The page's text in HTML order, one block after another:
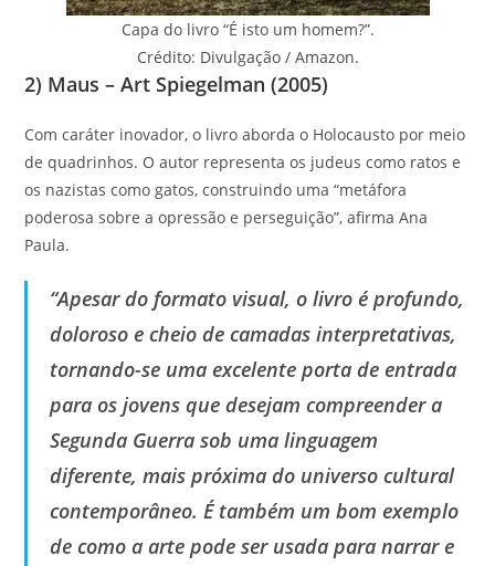
Capa do livro “É isto um homem?”.
Crédito: Divulgação / Amazon.
2) Maus – Art Spiegelman (2005)
Com caráter inovador, o livro aborda o Holocausto por meio
de quadrinhos. O autor representa os judeus como ratos e
os nazistas como gatos, construindo uma “metáfora
poderosa sobre a opressão e perseguição”, afirma Ana
Paula.
“Apesar do formato visual, o livro é profundo,
doloroso e cheio de camadas interpretativas,
tornando-se uma excelente porta de entrada
para os jovens que desejam compreender a
Segunda Guerra sob uma linguagem
diferente, mais próxima do universo cultural
contemporâneo. É também um bom exemplo
de como a arte pode ser usada para narrar e